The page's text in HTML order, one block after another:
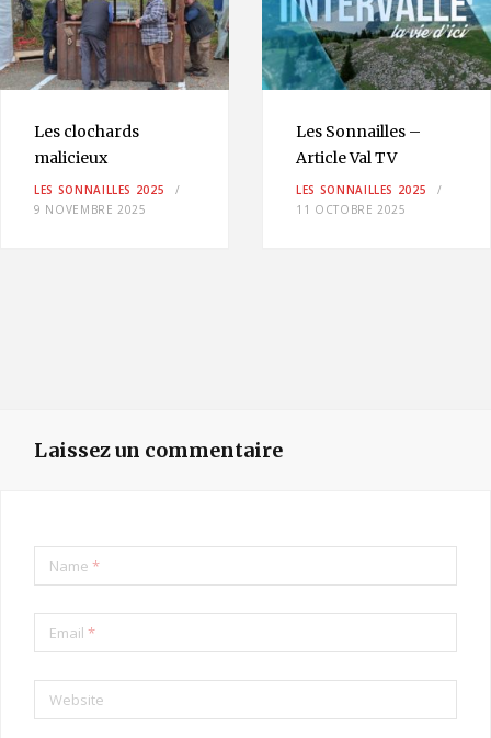
Les clochards
malicieux
LES SONNAILLES 2025
9 NOVEMBRE 2025
Les Sonnailles –
Article Val TV
LES SONNAILLES 2025
11 OCTOBRE 2025
Laissez un commentaire
Name *
Email *
Website